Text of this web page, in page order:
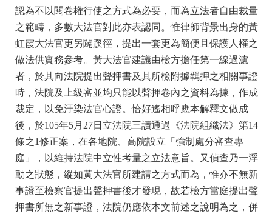
認為不以閱卷權行使之方式為必要，而為立法者自由裁量
之範疇，多數大法官對此亦表認同。惟律師背景出身的黃
虹霞大法官更另闢蹊徑，提出一套更為簡便且保護人權之
做法供實務參考。黃大法官建議由檢方擔任第一線過濾
者，於其向法院提出聲押書及其所檢附據羈押之相關事證
時，法院及上級審並均只能以聲押卷內之資料為據，作成
裁定，以免汙染法官心證。恰好遙相呼應本解釋文做成
後，於105年5月27日立法院三讀通過《法院組織法》第14
條之1修正案，在各地院、高院設立「強制處分審查專
庭」，以維持法院中立性考量之立法意旨。又偵查乃一浮
動之狀態，縱如黃大法官所建請之方式而為，惟亦不無新
事證至檢察官提出聲押書後才發現，故若檢方當庭提出聲
押書所無之新事證，法院仍應依本文前述之說明為之，併